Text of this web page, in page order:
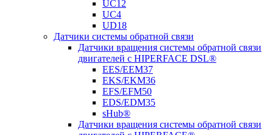
UC12
UC4
UD18
Датчики системы обратной связи
Датчики вращения системы обратной связи
двигателей с HIPERFACE DSL®
EES/EEM37
EKS/EKM36
EFS/EFM50
EDS/EDM35
sHub®
Датчики вращения системы обратной связи